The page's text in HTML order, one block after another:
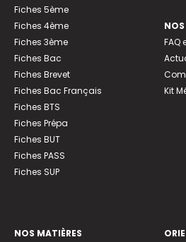
Fiches 5ème
Fiches 4ème
Fiches 3ème
Fiches Bac
Fiches Brevet
Fiches Bac Français
Fiches BTS
Fiches Prépa
Fiches BUT
Fiches PASS
Fiches SUP
NOS
FAQ
Kit
NOS MATIÈRES